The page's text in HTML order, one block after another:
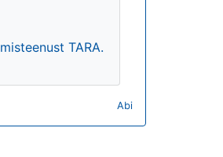
TARA.
Abi